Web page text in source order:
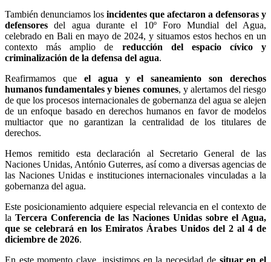
También denunciamos los incidentes que afectaron a defensoras y
defensores del agua durante el 10º Foro Mundial del Agua,
celebrado en Bali en mayo de 2024, y situamos estos hechos en un
contexto más amplio de reducción del espacio cívico y
criminalización de la defensa del agua.
Reafirmamos que el agua y el saneamiento son derechos
humanos fundamentales y bienes comunes, y alertamos del riesgo
de que los procesos internacionales de gobernanza del agua se alejen
de un enfoque basado en derechos humanos en favor de modelos
multiactor que no garantizan la centralidad de los titulares de
derechos.
Hemos remitido esta declaración al Secretario General de las
Naciones Unidas, António Guterres, así como a diversas agencias de
las Naciones Unidas e instituciones internacionales vinculadas a la
gobernanza del agua.
Este posicionamiento adquiere especial relevancia en el contexto de
la Tercera Conferencia de las Naciones Unidas sobre el Agua,
que se celebrará en los Emiratos Árabes Unidos del 2 al 4 de
diciembre de 2026.